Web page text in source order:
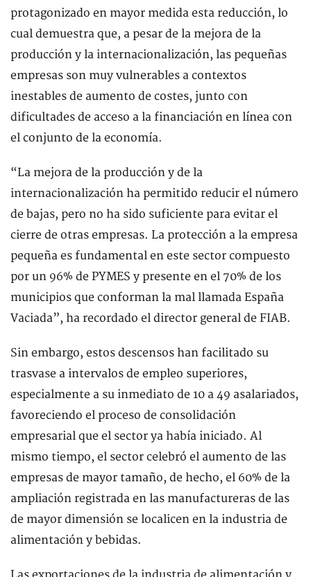
protagonizado en mayor medida esta reducción, lo
cual demuestra que, a pesar de la mejora de la
producción y la internacionalización, las pequeñas
empresas son muy vulnerables a contextos
inestables de aumento de costes, junto con
dificultades de acceso a la financiación en línea con
el conjunto de la economía.
“La mejora de la producción y de la
internacionalización ha permitido reducir el número
de bajas, pero no ha sido suficiente para evitar el
cierre de otras empresas. La protección a la empresa
pequeña es fundamental en este sector compuesto
por un 96% de PYMES y presente en el 70% de los
municipios que conforman la mal llamada España
Vaciada”, ha recordado el director general de FIAB.
Sin embargo, estos descensos han facilitado su
trasvase a intervalos de empleo superiores,
especialmente a su inmediato de 10 a 49 asalariados,
favoreciendo el proceso de consolidación
empresarial que el sector ya había iniciado. Al
mismo tiempo, el sector celebró el aumento de las
empresas de mayor tamaño, de hecho, el 60% de la
ampliación registrada en las manufactureras de las
de mayor dimensión se localicen en la industria de
alimentación y bebidas.